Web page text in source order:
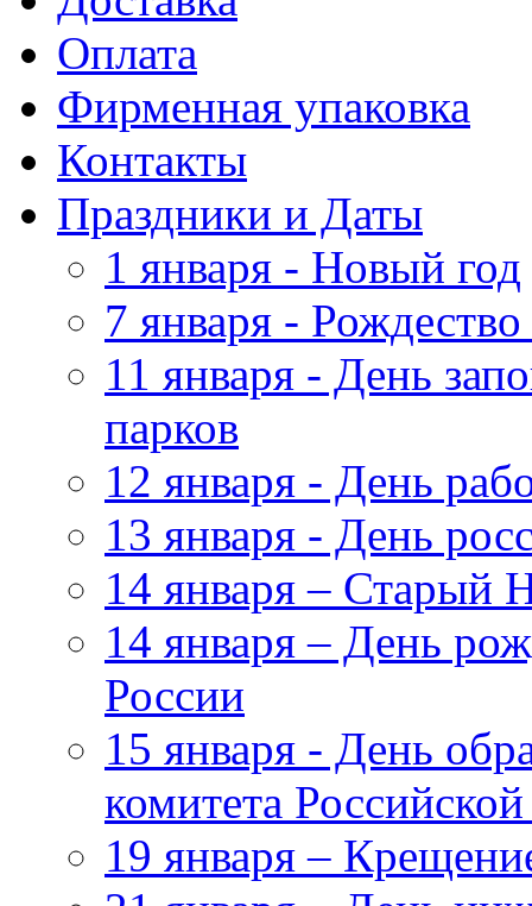
Оплата
Фирменная упаковка
Контакты
Праздники и Даты
1 января - Новый год
7 января -
11 января - День
парков
12 января - День
13 января - День
14 января – Старый
14 января – День
России
15 января - День
комитета
19 января –